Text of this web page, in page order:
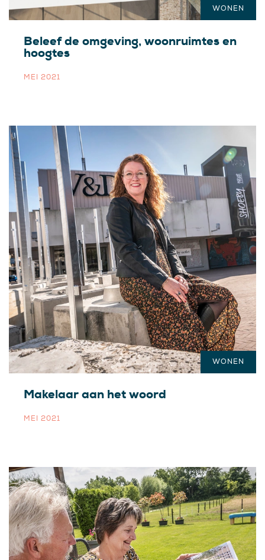
Beleef de omgeving, woonruimtes en
hoogtes
MEI 2021
WONEN
Makelaar aan het woord
MEI 2021
WONEN